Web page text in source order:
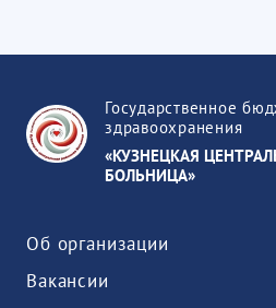
Государственное
здравоохранения
«КУЗНЕЦКАЯ
БОЛЬНИЦА»
Об организации
Вакансии